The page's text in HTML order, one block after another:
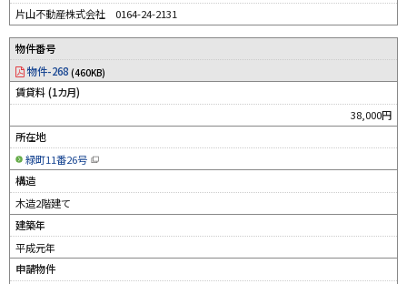
片山不動産株式会社 0164-24-2131
物件番号
物件-268 (460KB)
賃貸料 (1カ月)
38,000円
所在地
緑町11番26号
（
規
ン
ウ
開
ま
構造
木造2階建て
建築年
平成元年
申請物件